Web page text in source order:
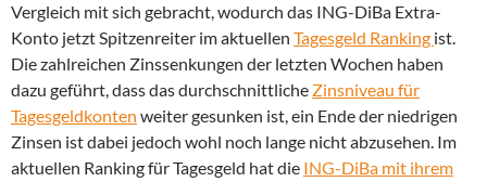
Vergleich mit sich gebracht, wodurch das ING-DiBa Extra-
Konto jetzt Spitzenreiter im aktuellen Tagesgeld Ranking ist.
Die zahlreichen Zinssenkungen der letzten Wochen haben
dazu geführt, dass das durchschnittliche Zinsniveau für
Tagesgeldkonten weiter gesunken ist, ein Ende der niedrigen
Zinsen ist dabei jedoch wohl noch lange nicht abzusehen. Im
aktuellen Ranking für Tagesgeld hat die ING-DiBa mit ihrem